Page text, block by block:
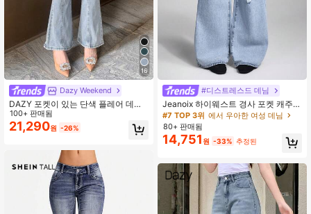
4.86 1.8M 팔로워
4.86 1.8M 팔로워
1.8M 팔로워
4.86 1.8M 팔로워
16
Dazy Weekend
DAZY 포켓이 있는 단색 플레어 데님
팬츠, 캐주얼 여성 청바지
100+ 판매됨
21,290원 -26%
#디스트레스드 데님
Jeanoix 하이웨스트 경사 포켓 캐주얼
찢어진 와이드 레그 청바지
#7 TOP 3위 에서 우아한 여성 데님
80+ 판매됨
14,751 원 -33% 추정된